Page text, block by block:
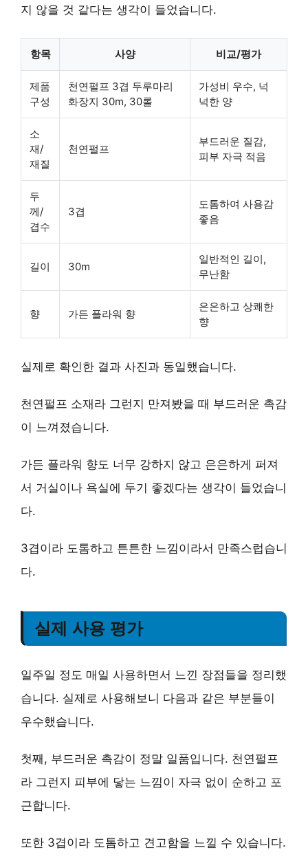
지 않을 것 같다는 생각이 들었습니다.
항목 사양 비교/평가
제품
구성
천연펄프 3겹 두루마리
화장지 30m, 30롤
가성비 우수, 넉
넉한 양
소
재/
재질
천연펄프
부드러운 질감,
피부 자극 적음
두
께/
겹수
3겹
도톰하여 사용감
좋음
길이 30m
일반적인 길이,
무난함
향 가든 플라워 향
은은하고 상쾌한
향
실제로 확인한 결과 사진과 동일했습니다.
천연펄프 소재라 그런지 만져봤을 때 부드러운 촉감
이 느껴졌습니다.
가든 플라워 향도 너무 강하지 않고 은은하게 퍼져
서 거실이나 욕실에 두기 좋겠다는 생각이 들었습니
다.
3겹이라 도톰하고 튼튼한 느낌이라서 만족스럽습니
다.
실제 사용 평가
일주일 정도 매일 사용하면서 느낀 장점들을 정리했
습니다. 실제로 사용해보니 다음과 같은 부분들이
우수했습니다.
첫째, 부드러운 촉감이 정말 일품입니다. 천연펄프
라 그런지 피부에 닿는 느낌이 자극 없이 순하고 포
근합니다.
또한 3겹이라 도톰하고 견고함을 느낄 수 있습니다.